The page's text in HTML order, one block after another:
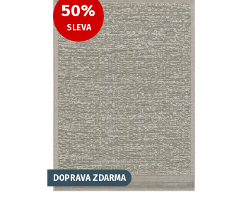
50%
SLEVA
DOPRAVA ZDARMA